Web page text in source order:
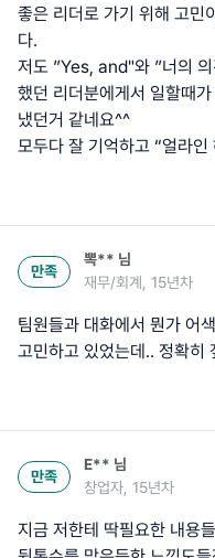
좋은 리더로 가기 위해 고민
다.
저도 ”Yes, and"와 ”너의
했던 리더분에게서 일할때
냈던거 같네요^^
모두다 잘 기억하고 “얼라
만족
뽁** 님
재무/회계, 15년차
팀원들과 대화에서 뭔가 어
고민하고 있었는데.. 정확히
만족
E** 님
창업자, 15년차
지금 저한테 딱필요한 내용